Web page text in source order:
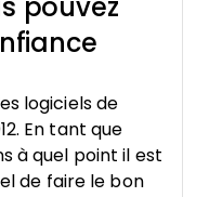
pouvez
logiciels de
En tant que
à quel point il est
de faire le bon